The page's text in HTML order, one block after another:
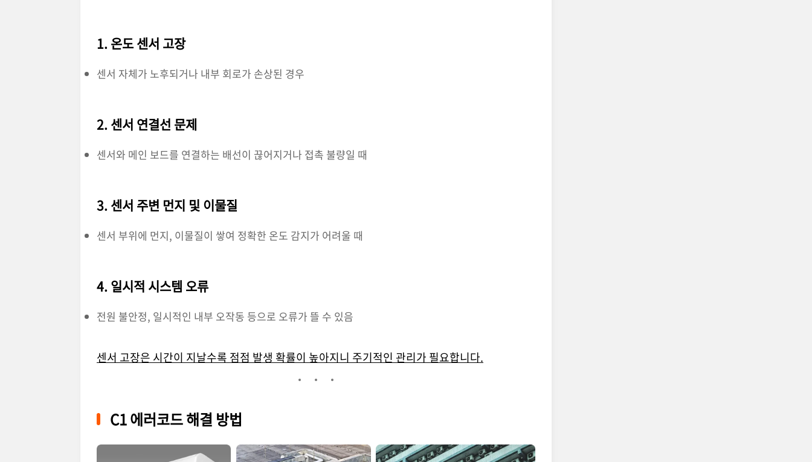
1. 온도 센서 고장
센서 자체가 노후되거나 내부 회로가 손상된 경우
2. 센서 연결선 문제
센서와 메인 보드를 연결하는 배선이 끊어지거나 접촉 불량일 때
3. 센서 주변 먼지 및 이물질
센서 부위에 먼지, 이물질이 쌓여 정확한 온도 감지가 어려울 때
4. 일시적 시스템 오류
전원 불안정, 일시적인 내부 오작동 등으로 오류가 뜰 수 있음
센서 고장은 시간이 지날수록 점점 발생 확률이 높아지니 주기적인 관리가 필요합니다.
C1 에러코드 해결 방법